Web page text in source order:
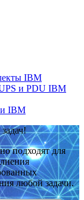
IBM
и PDU IBM
IBM
подходят для
любой задачи.